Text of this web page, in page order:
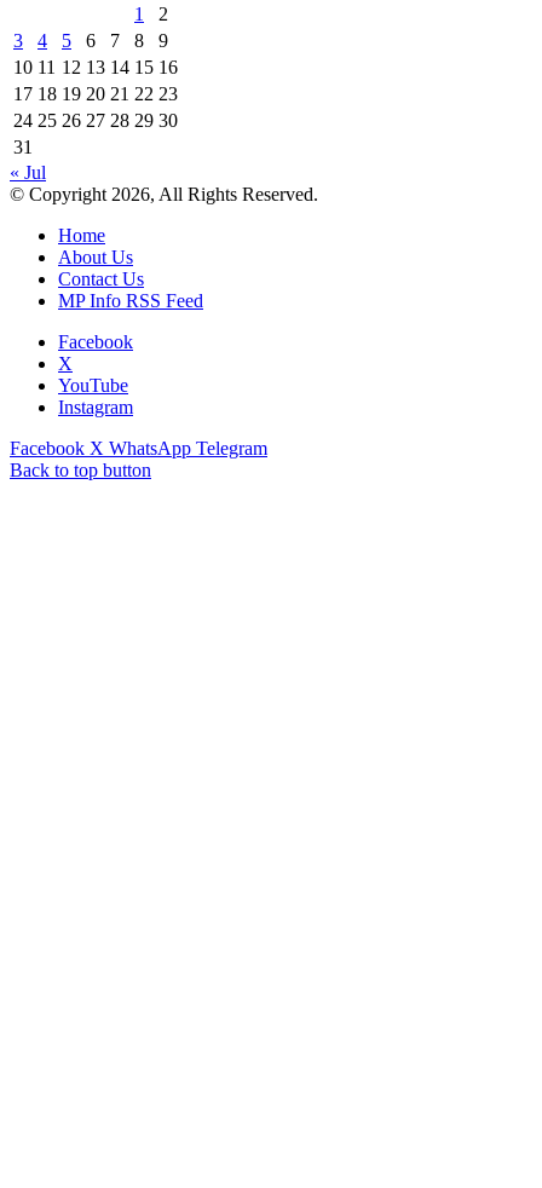
1
2
3
4 5 6 7 8
9
10 11 12 13 14 15 16
17 18 19 20 21 22 23
24 25 26 27 28 29 30
31
« Jul
© Copyright 2026, All Rights Reserved.
Home
About Us
Contact Us
MP Info RSS Feed
Facebook
X
YouTube
Instagram
Facebook X WhatsApp Telegram
Back to top button